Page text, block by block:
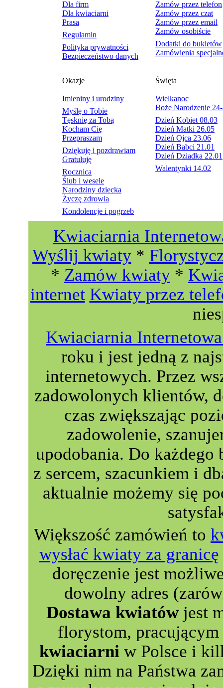
Dla firm
Dla kwiaciarni
Prasa
Regulamin
Polityka prywatności
Bezpieczeństwo danych
Zamów przez telefon
Zamów przez czat
Zamów przez email
Zamów osobiście
Dodatki do bukietów
Zamówienia
Okazje
Imieniny i urodziny
Myślę o Tobie
Tęsknię za Tobą
Kocham Cię
Przepraszam
Dziękuję i pozdrawiam
Gratuluję
Rocznica
Ślub i wesele
Narodziny dziecka
Życzę zdrowia
Kondolencje i pogrzeb
Święta
Wielkanoc
Boże Narodzenie
Dzień Kobiet 08.03
Dzień Matki 26.05
Dzień Ojca 23.06
Dzień Babci 21.01
Dzień Dziadka 22.01
Walentynki 14.02
Kwiaciarnia
Wyślij kwiaty*
* Zamów kwiaty *
internet Kwiaty przez
Kwiaciarnia
roku i jest jedną z
internetowych. Przez
zadowolonych klientów,
czas zwiększając
zadowolenie,
upodobania. Do
z sercem, szacunkiem i
aktualnie możemy się
Większość zamówień to
wysłać kwiaty za granicę
doręczenie jest
dowolny adres
Dostawa kwiatów jest
florystom,
kwiaciarni w Polsce i
Dzięki nim na Państwa